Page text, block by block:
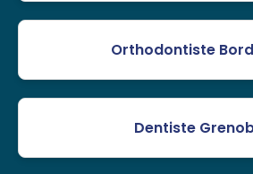
Orthodontiste
Dentiste